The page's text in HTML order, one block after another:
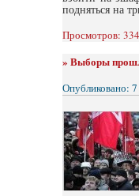
подняться на
Просмотров:
» Выборы
Опубликовано: